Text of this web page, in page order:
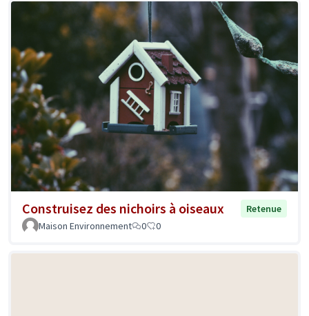
Construisez des nichoirs à oiseaux
Retenue
Maison Environnement
0 0